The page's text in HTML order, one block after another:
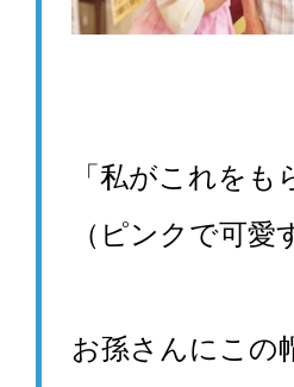
「私がこれを
（ ピンクで可愛
お孫さんにこの